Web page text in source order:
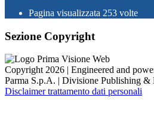
Pagina visualizzata 253 volte
Sezione Copyright
Copyright 2026 | Engineered and
Parma S.p.A. | Divisione Publishing &
Disclaimer trattamento dati personali